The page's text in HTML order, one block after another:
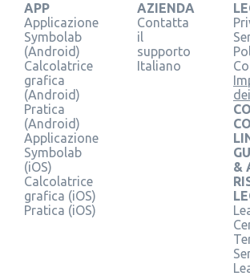
APP
Applicazione
Symbolab
(Android)
Calcolatrice
grafica
(Android)
Pratica
(Android)
Applicazione
Symbolab
(iOS)
Calcolatrice
grafica (iOS)
Pratica (iOS)
AZIENDA
Contatta
il
supporto
Italiano
&